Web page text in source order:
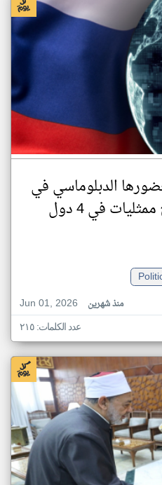
الدبلوماسي في
إفريقيا بافتتاح ممثليات في 4 دول
Jun 01, 2026
منذ شهرين
عدد الكلمات: ٢١٥